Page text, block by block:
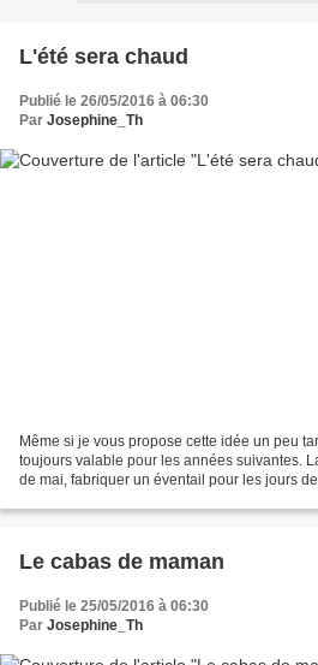
L'été sera chaud
Publié le 26/05/2016 à 06:30
Par Josephine_Th
Même si je vous propose cette idée un peu
toujours valable pour les années suivantes.
de mai, fabriquer un éventail pour les jours
Le cabas de maman
Publié le 25/05/2016 à 06:30
Par Josephine_Th